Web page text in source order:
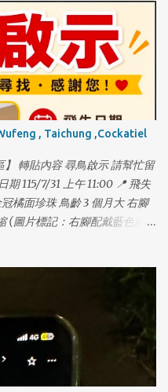
, Taichung ,Cockatiel
】 轉貼內容 尋鳥啟示 請幫忙留
115/7/31 上午 11:00 📍 飛失
橘面珍珠 鳥齡 3 個月大 右腳
(圖片標記：右腳配戴藍色腳